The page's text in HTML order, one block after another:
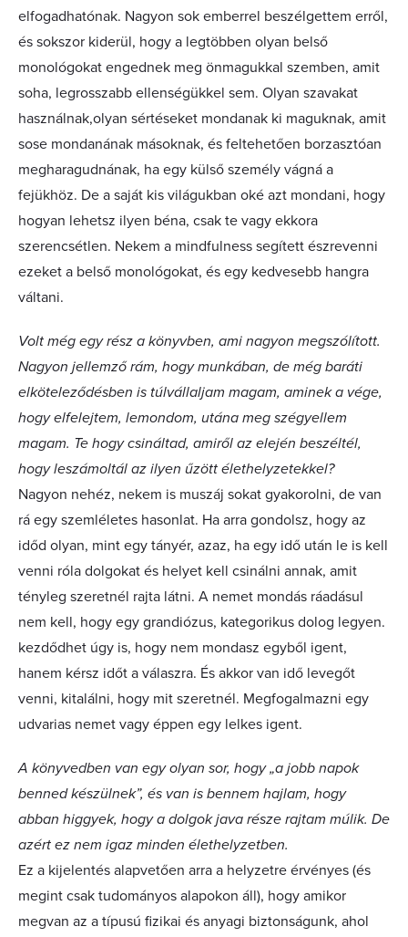
elfogadhatónak. Nagyon sok emberrel beszélgettem erről,
és sokszor kiderül, hogy a legtöbben olyan belső
monológokat engednek meg önmagukkal szemben, amit
soha, legrosszabb ellenségükkel sem. Olyan szavakat
használnak,olyan sértéseket mondanak ki maguknak, amit
sose mondanának másoknak, és feltehetően borzasztóan
megharagudnának, ha egy külső személy vágná a
fejükhöz. De a saját kis világukban oké azt mondani, hogy
hogyan lehetsz ilyen béna, csak te vagy ekkora
szerencsétlen. Nekem a mindfulness segített észrevenni
ezeket a belső monológokat, és egy kedvesebb hangra
váltani.
Volt még egy rész a könyvben, ami nagyon megszólított.
Nagyon jellemző rám, hogy munkában, de még baráti
elköteleződésben is túlvállaljam magam, aminek a vége,
hogy elfelejtem, lemondom, utána meg szégyellem
magam. Te hogy csináltad, amiről az elején beszéltél,
hogy leszámoltál az ilyen űzött élethelyzetekkel?
Nagyon nehéz, nekem is muszáj sokat gyakorolni, de van
rá egy szemléletes hasonlat. Ha arra gondolsz, hogy az
időd olyan, mint egy tányér, azaz, ha egy idő után le is kell
venni róla dolgokat és helyet kell csinálni annak, amit
tényleg szeretnél rajta látni. A nemet mondás ráadásul
nem kell, hogy egy grandiózus, kategorikus dolog legyen.
kezdődhet úgy is, hogy nem mondasz egyből igent,
hanem kérsz időt a válaszra. És akkor van idő levegőt
venni, kitalálni, hogy mit szeretnél. Megfogalmazni egy
udvarias nemet vagy éppen egy lelkes igent.
A könyvedben van egy olyan sor, hogy „a jobb napok
benned készülnek”, és van is bennem hajlam, hogy
abban higgyek, hogy a dolgok java része rajtam múlik. De
azért ez nem igaz minden élethelyzetben.
Ez a kijelentés alapvetően arra a helyzetre érvényes (és
megint csak tudományos alapokon áll), hogy amikor
megvan az a típusú fizikai és anyagi biztonságunk, ahol